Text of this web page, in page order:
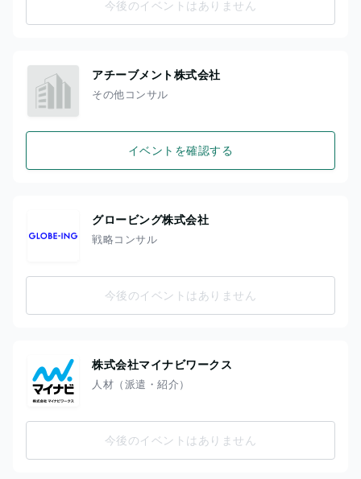
今後のイベントはありません
アチーブメント株式会社
その他コンサル
イベントを確認する
グロービング株式会社
戦略コンサル
今後のイベントはありません
株式会社マイナビワークス
人材（派遣・紹介）
今後のイベントはありません